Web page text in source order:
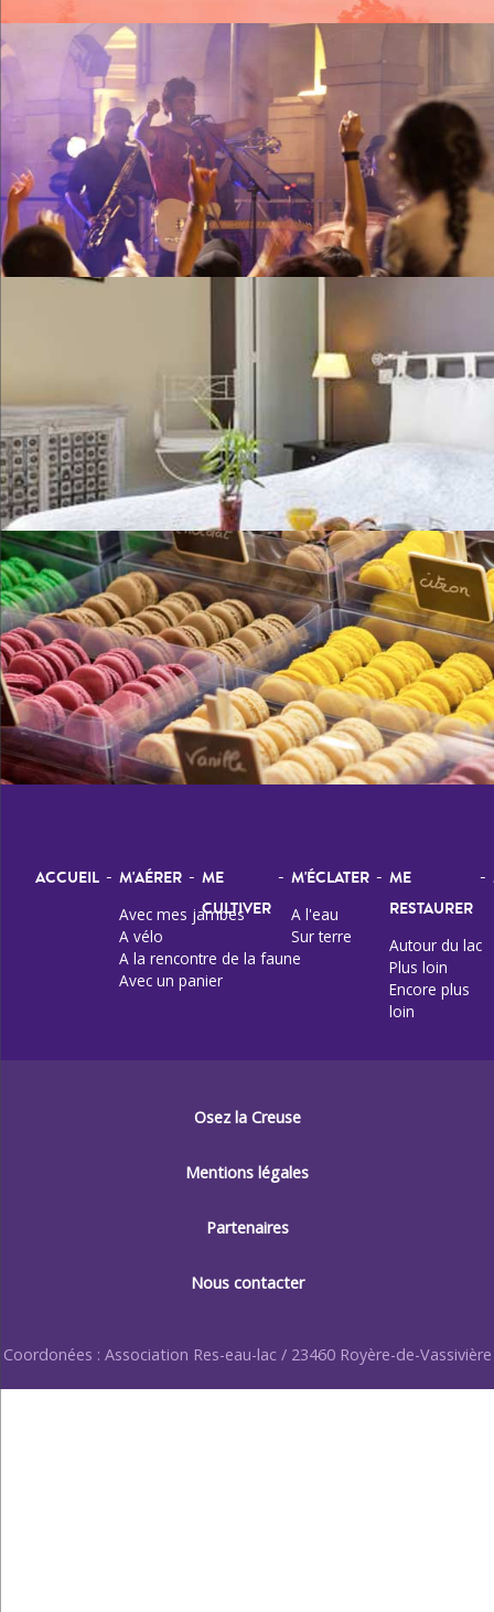
ACCUEIL - M'AÉRER
Avec mes jambes
A vélo
A la rencontre de la faune
Avec un panier
- ME
CULTIVER
- M'ÉCLATER
A l'eau
Sur terre
- ME
RESTAURER
Autour du lac
Plus loin
Encore plus
loin
-
Osez la Creuse
Mentions légales
Partenaires
Nous contacter
Coordonées : Association Res-eau-lac / 23460 Royère-de-Vassivière